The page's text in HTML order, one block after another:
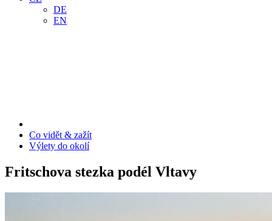
DE
EN
Co vidět & zažít
Výlety do okolí
Fritschova stezka podél Vltavy